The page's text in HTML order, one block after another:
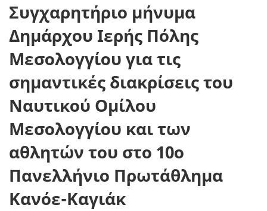
Συγχαρητήριο μήνυμα
Δημάρχου Ιερής Πόλης
Μεσολογγίου για τις
σημαντικές διακρίσεις του
Ναυτικού Ομίλου
Μεσολογγίου και των
αθλητών του στο 10ο
Πανελλήνιο Πρωτάθλημα
Κανόε-Καγιάκ